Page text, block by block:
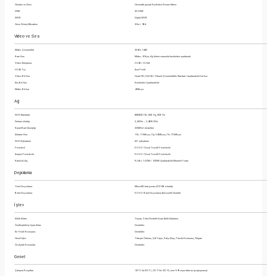
Gündüz ve Gece Otomatik geçişli Kızılötesi Kesme filtresi
DNR 3D DNR
WDR Dijital WDR
Gece Görüş Mesafesi 30 m / 98 ft
Video ve Ses
Maks. Çözünürlük 2560 × 1440
Kare Hızı Maks.: 30 fps; Ağ iletimi sırasında kendinden uyarlamalı
Video Sıkıştırma H.265 / H.264
H.265 Tip Ana Profil
Video Bit Hızı Quad HD; Full HD; Yüksek Çözünürlüklü; Standart. Uyarlanabilir bit hızı.
Ses Bit Hızı Kendinden Uyarlanabilir
Maks. Bit hızı 4 Mbps
Ağ
Wi-Fi Standardı IEEE802.11b, 802.11g, 802.11n
Frekans Aralığı 2,4 GHz ~ 2,4835 GHz
Kanal Bant Genişliği 20 MHz'i destekler
Aktarım Hızı 11b: 11 Mbps,11g: 54 Mbps,11n: 72 Mbps
Wi-Fi Eşleştirme AP eşleştirme
Protokol EZVIZ Cloud Tescilli Protokolü
Arayüz Protokolü EZVIZ Cloud Tescilli Protokolü
Kablolu Ağ RJ45 x 1 (10 M / 100 M Uyarlanabilir Ethernet Portu)
Depolama
Yerel Depolama MicroSD kart yuvası (512 GB'a kadar)
Bulut Depolama EZVIZ Bulut Depolama (Abonelik Gerekli)
İşlev
Akıllı Alarm Yapay Zeka Destekli İnsan Şekli Algılama
Özelleştirilmiş Uyarı Alanı Destekler
İki Yönlü Konuşma Destekler
Genel İşlev Titreşim Önleme, Çift Yayın, Kalp Atışı, Parola Koruması, Filigran
Ön Ayarlı Konumlar Destekler
Genel
Çalışma Koşulları -30 °C ila 50 °C ( -22 °F ila 122 °F), nem %95 veya daha az (yoğuşmasız)